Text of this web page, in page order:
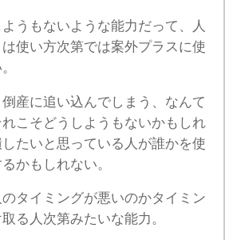
うもないような能力だって、人
使い方次第では案外プラスに使
産に追い込んでしまう、なんて
こそどうしようもないかもしれ
たいと思っている人が誰かを使
かもしれない。
タイミングが悪いのかタイミン
る人次第みたいな能力。